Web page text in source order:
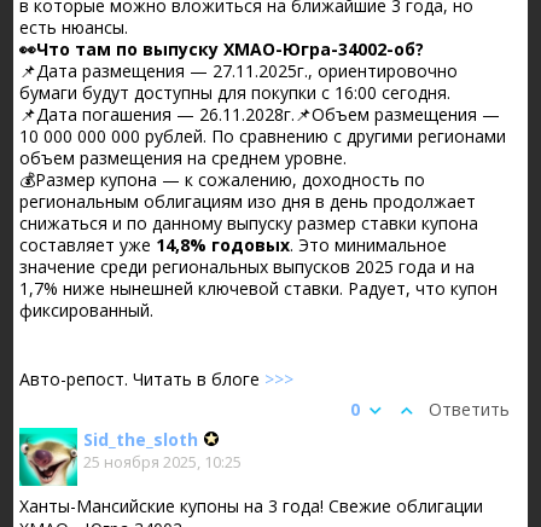
в которые можно вложиться на ближайшие 3 года, но
есть нюансы.
👀Что там по выпуску ХМАО-Югра-34002-об?
📌Дата размещения — 27.11.2025г., ориентировочно
бумаги будут доступны для покупки с 16:00 сегодня.
📌Дата погашения — 26.11.2028г.📌Объем размещения —
10 000 000 000 рублей. По сравнению с другими регионами
объем размещения на среднем уровне.
💰Размер купона — к сожалению, доходность по
региональным облигациям изо дня в день продолжает
снижаться и по данному выпуску размер ставки купона
составляет уже 14,8% годовых. Это минимальное
значение среди региональных выпусков 2025 года и на
1,7% ниже нынешней ключевой ставки. Радует, что купон
фиксированный.
Авто-репост. Читать в блоге >>>
Ответить
0
Sid_the_sloth
25 ноября 2025, 10:25
Ханты-Мансийские купоны на 3 года! Свежие облигации